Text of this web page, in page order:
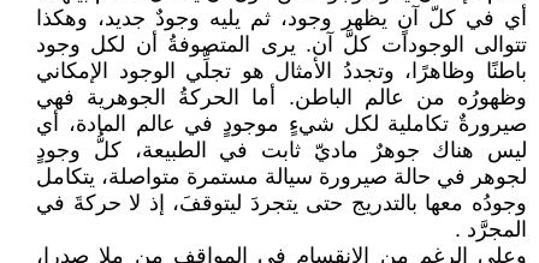
أي في كلّ آنٍ يظهر وجود، ثم يليه وجودٌ جديد، وهكذا
تتوالى الوجودات كلَّ آن. يرى المتصوفةُ أن لكل وجود
باطنًا وظاهرًا، وتجددُ الأمثال هو تجلِّي الوجود الإمكاني
وظهورُه من عالم الباطن. أما الحركةُ الجوهرية فهي
صيرورةٌ تكاملية لكل شيءٍ موجودٍ في عالم المادة، أي
ليس هناك جوهرٌ ماديّ ثابت في الطبيعة، كلُّ وجودٍ
لجوهر في حالة صيرورة سيالة مستمرة متواصلة، يتكامل
وجودُه معها بالتدريج حتى يتجردَ ليتوقفَ، إذ لا حركةَ في
المجرَّد .
وعلى الرغم من الانقسام في المواقف من ملا صدرا،